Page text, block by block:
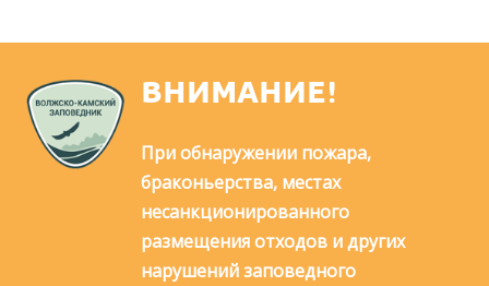
ВНИМАНИЕ!
При обнаружении пожара,
браконьерства, местах
несанкционированного
размещения отходов и других
нарушений заповедного